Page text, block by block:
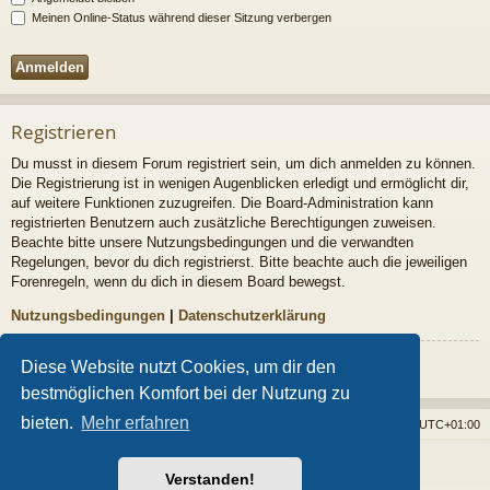
Diese Website nutzt Cookies, um dir den
bestmöglichen Komfort bei der Nutzung zu
bieten. Mehr erfahren
Verstanden!
Meinen Online-Status während dieser Sitzung verbergen
Registrieren
Du musst in diesem Forum registriert sein, um dich anmelden zu können.
Die Registrierung ist in wenigen Augenblicken erledigt und ermöglicht dir,
auf weitere Funktionen zuzugreifen. Die Board-Administration kann
registrierten Benutzern auch zusätzliche Berechtigungen zuweisen.
Beachte bitte unsere Nutzungsbedingungen und die verwandten
Regelungen, bevor du dich registrierst. Bitte beachte auch die jeweiligen
Forenregeln, wenn du dich in diesem Board bewegst.
Nutzungsbedingungen | Datenschutzerklärung
Registrieren
Foren-Übersicht UTC+01:00
Powered byphpBB® Forum Software © phpBB Limited
Style vonArty- phpBB 3.3 von MrGaby